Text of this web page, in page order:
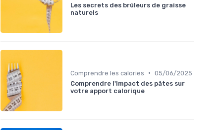
Les secrets des brûleurs de graisse
naturels
Comprendre les calories • 05/06/2025
Comprendre l'impact des pâtes sur
votre apport calorique